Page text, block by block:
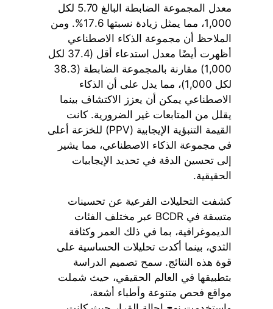
معدل المجموعة الضابطة البالغ 5.70 لكل
1,000، مما يمثل زيادة نسبتها 17.6%. ومن
الملاحظ أن مجموعة الذكاء الاصطناعي
أظهرت أيضًا معدل استدعاء أقل (37.4 لكل
1,000) مقارنة بالمجموعة الضابطة (38.3
لكل 1,000)، مما يدل على أن الذكاء
الاصطناعي يمكن أن يعزز الاكتشاف بينما
يقلل من المتابعات غير الضرورية. كانت
القيمة التنبؤية الإيجابية (PPV) للخزعة أعلى
في مجموعة الذكاء الاصطناعي، مما يشير
إلى تحسين الدقة في تحديد الإيجابيات
الحقيقية.
كشفت التحليلات الفرعية عن تحسينات
متسقة في BCDR عبر مختلف الفئات
الديموغرافية، بما في ذلك العمر وكثافة
الثدي، بينما أكدت تحليلات الحساسية على
قوة هذه النتائج. سمح تصميم الدراسة
بتطبيقها في العالم الحقيقي، حيث شملت
مواقع فحص متنوعة وأطباء أشعة،